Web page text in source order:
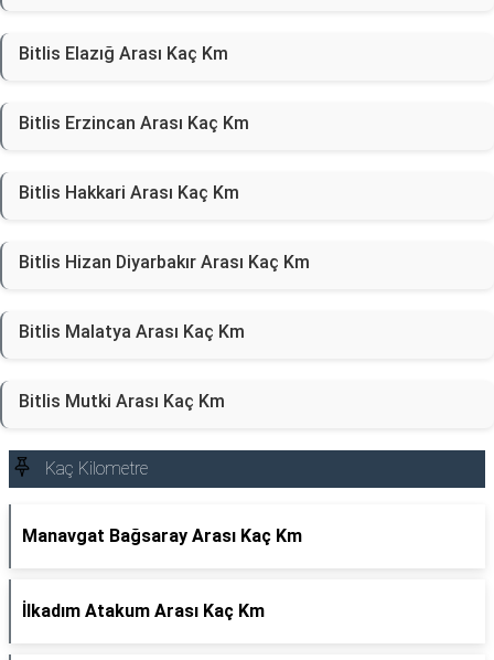
Bitlis Elazığ Arası Kaç Km
Bitlis Erzincan Arası Kaç Km
Bitlis Hakkari Arası Kaç Km
Bitlis Hizan Diyarbakır Arası Kaç Km
Bitlis Malatya Arası Kaç Km
Bitlis Mutki Arası Kaç Km
Kaç Kilometre
Manavgat Bağsaray Arası Kaç Km
İlkadım Atakum Arası Kaç Km